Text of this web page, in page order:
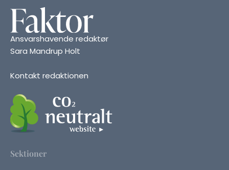
Ansvarshavende redaktør
Sara Mandrup Holt
Kontakt redaktionen
Sektioner